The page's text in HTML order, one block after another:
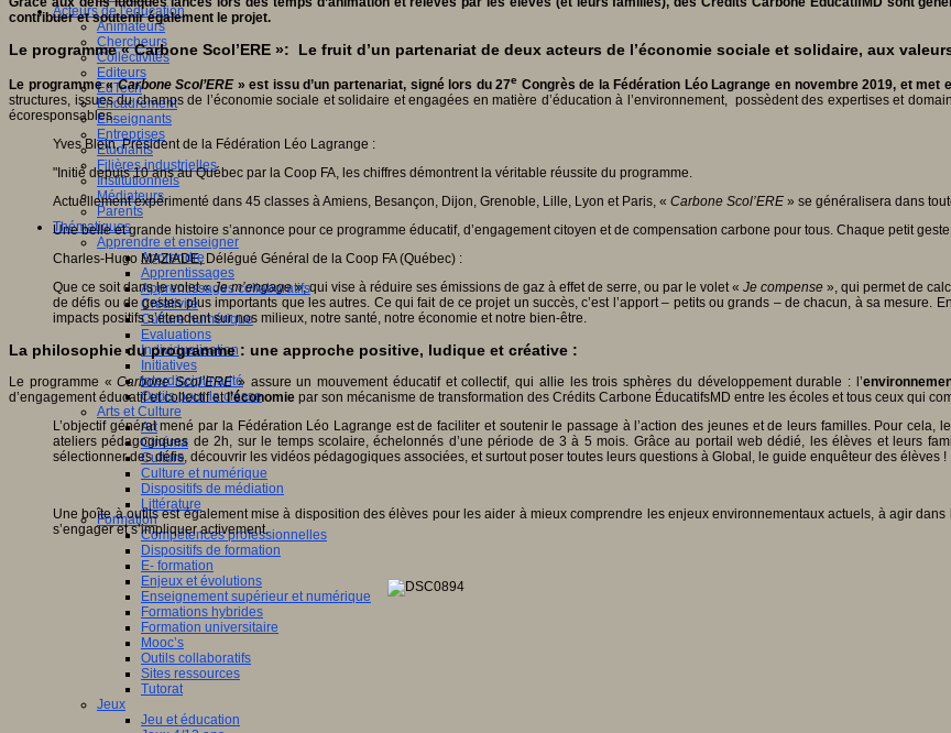
Acteurs de l'éducation
Animateurs
Chercheurs
Collectivités
Editeurs
EdTech
Encadrement
Enseignants
Entreprises
Etudiants
Filières industrielles
Institutionnels
Médiateurs
Parents
Thématiques
Apprendre et enseigner
Apprendre
Apprentissages
Apprentissages collaboratifs
Créativité
Culture numérique
Evaluations
Individualisation
Initiatives
Interdisciplinarité
Outils pour la classe
Arts et Culture
Art
Cinéma
Culture
Culture et numérique
Dispositifs de médiation
Littérature
Formation
Compétences professionnelles
Dispositifs de formation
E- formation
Enjeux et évolutions
Enseignement supérieur et numérique
Formations hybrides
Formation universitaire
Mooc’s
Outils collaboratifs
Sites ressources
Tutorat
Jeux
Jeu et éducation
contribuer et soutenir également le projet.
Le programme « Carbone Scol’ERE »: Le fruit d’un partenariat de deux acteurs de l’économie sociale et solidaire, aux
Le programme «Carbone Scol’ERE» est issu d’un partenariat, signé lors du 27e Congrès de la Fédération Léo Lagrange en novembre 2019, et
structures, issues du champs de l’économie sociale et solidaire et engagées en matière d’éducation à l’environnement, possèdent des expertises et
écoresponsables.
Yves Blein, Président de la Fédération Léo Lagrange :
"Initié depuis 10 ans au Québec par la Coop FA, les chiffres démontrent la véritable réussite du programme.
Actuellement expérimenté dans 45 classes à Amiens, Besançon, Dijon, Grenoble, Lille, Lyon et Paris, « Carbone Scol’ERE » se généralisera dans
Une belle et grande histoire s’annonce pour ce programme éducatif, d’engagement citoyen et de compensation carbone pour tous. Chaque petit
Charles-Hugo MAZIADE, Délégué Général de la Coop FA (Québec) :
Que ce soit dans le volet «Je m’engage», qui vise à réduire ses émissions de gaz à effet de serre, ou par le volet « Je compense », qui permet de
de défis ou de gestes plus importants que les autres. Ce qui fait de ce projet un succès, c’est l’apport – petits ou grands – de chacun, à sa
impacts positifs s’étendent sur nos milieux, notre santé, notre économie et notre bien-être.
La philosophie du programme : une approche positive, ludique et créative :
Le programme «Carbone Scol’ERE» assure un mouvement éducatif et collectif, qui allie les trois sphères du développement durable : l’
d’engagement éducatif et collectif etl’économie par son mécanisme de transformation des Crédits Carbone ÉducatifsMD entre les écoles et tous ceux qui
L’objectif général mené par la Fédération Léo Lagrange est de faciliter et soutenir le passage à l’action des jeunes et de leurs familles. Pour
ateliers pédagogiques de 2h, sur le temps scolaire, échelonnés d’une période de 3 à 5 mois. Grâce au portail web dédié, les élèves et leurs
sélectionner des défis, découvrir les vidéos pédagogiques associées, et surtout poser toutes leurs questions à Global, le guide enquêteur des élèves !
Une boîte à outils est également mise à disposition des élèves pour les aider à mieux comprendre les enjeux environnementaux actuels, à agir
s’engager et s’impliquer activement.